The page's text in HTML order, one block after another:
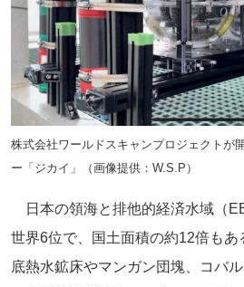
株式会社ワールドスキャンプロジェクトが
ー「ジカイ」（画像提供：W.S.P）
日本の領海と排他的経済水域（
世界6位で、国土面積の約12倍も
底熱水鉱床やマンガン団塊、コバ